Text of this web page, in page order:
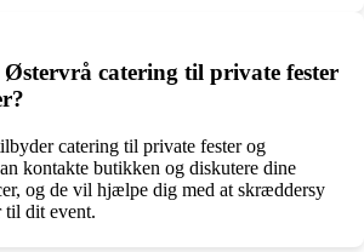
catering til private fester
catering til private fester og
kontakte butikken og diskutere dine
og de vil hjælpe dig med at skræddersy
til dit event.